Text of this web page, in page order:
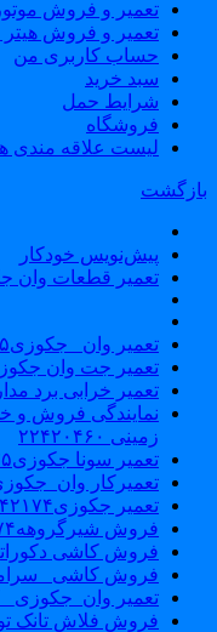
تعمیر و فروش
تعمیر و فروش هیتر
حساب کاربری من
سبد خرید
شرایط حمل
فروشگاه
لیست علاقه مندی ها
پیش‌نویس خودکار
تعمیر قطعات وان
تعمیر وان _جکوزی۰۹۱۲۱۵۰۷۸۲۵
تعمیر جت وان جکوزی
تعمیر خرابی برد
نمایندگی فروش و
زمینی ۲۲۴۲۰۴۶۰
تعمیر سونا جکوزی۰۹۱۲۱۵۰۷۸۲۵#| Sauna | Jacuzzi
تعمیرکار
تعمیر جکوزی۸۸۰۴۲۱۷۴_فروش وان جکوزی
فروش شیرگروهه۸۸۰۴۲۱۷۴_تعمیر شیرگروهه
فروش کاشی دکوراتیو۸۸۰۴۲۱۷۴_فروش کاشی بین کابینتی
فروش کاشی
تعمیر وان_جکوزی_ کابین
فروش فلاش تانک